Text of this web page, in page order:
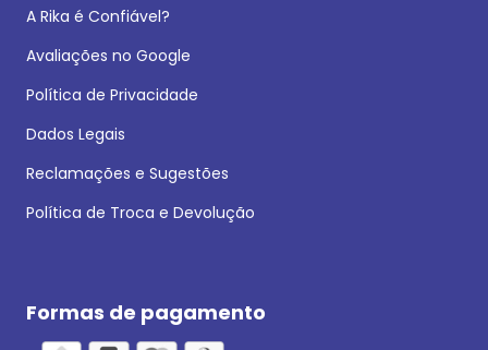
A Rika é Confiável?
Avaliações no Google
Política de Privacidade
Dados Legais
Reclamações e Sugestões
Política de Troca e Devolução
Formas de pagamento